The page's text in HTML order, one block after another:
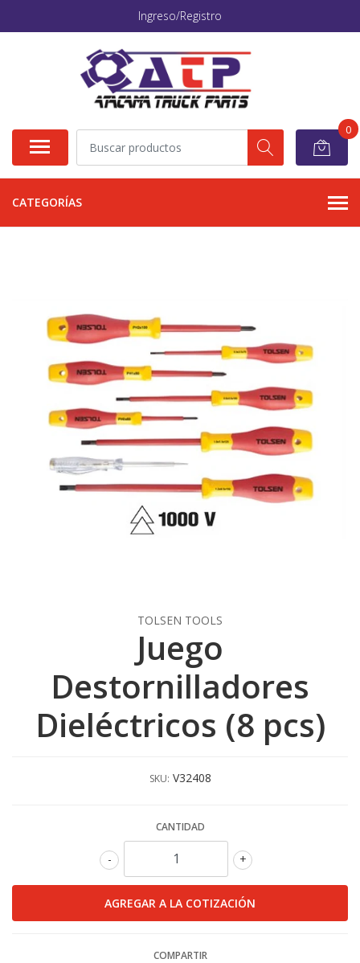
Ingreso/Registro
0
CATEGORÍAS
TOLSEN TOOLS
Juego
Destornilladores
Dieléctricos (8 pcs)
SKU: V32408
CANTIDAD
+
-
COMPARTIR